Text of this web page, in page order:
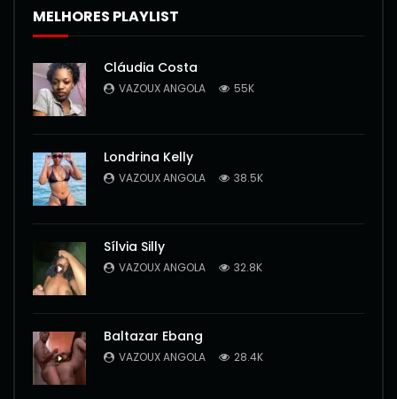
MELHORES PLAYLIST
Cláudia Costa
VAZOUX ANGOLA 55K
Londrina Kelly
VAZOUX ANGOLA 38.5K
Sílvia Silly
VAZOUX ANGOLA 32.8K
Baltazar Ebang
VAZOUX ANGOLA 28.4K